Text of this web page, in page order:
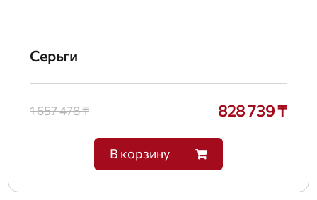
Серьги
1 657 478 ₸ 828 739 ₸
В корзину